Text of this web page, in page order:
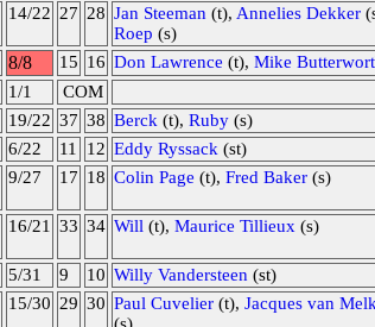
14/22 27 28 Jan Steeman (t), Annelies Dekker
Roep (s)
8/8 15 16 Don Lawrence (t), Mike
1/1
COM
19/22 37 38 Berck (t), Ruby (s)
6/22 11 12 Eddy Ryssack (st)
9/27 17 18 Colin Page (t), Fred Baker (s)
16/21 33 34 Will (t), Maurice Tillieux (s)
5/31 9 10 Willy Vandersteen (st)
15/30 29 30 Paul Cuvelier (t), Jacques van